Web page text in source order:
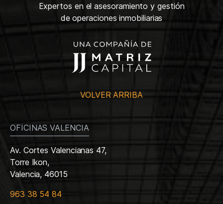
Expertos en el asesoramiento y gestión
de operaciones inmobiliarias
VOLVER ARRIBA
OFICINAS VALENCIA
Av. Cortes Valencianas 47,
Torre Ikon,
Valencia, 46015
963 38 54 84